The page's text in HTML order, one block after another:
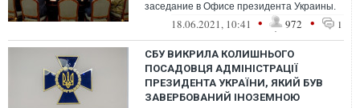
заседание в Офисе президента Украины.
Оно должно начаться в 17:00.
18.06.2021, 10:41 • 972 • 1
СБУ ВИКРИЛА КОЛИШНЬОГО
ПОСАДОВЦЯ АДМІНІСТРАЦІЇ
ПРЕЗИДЕНТА УКРАЇНИ, ЯКИЙ БУВ
ЗАВЕРБОВАНИЙ ІНОЗЕМНОЮ